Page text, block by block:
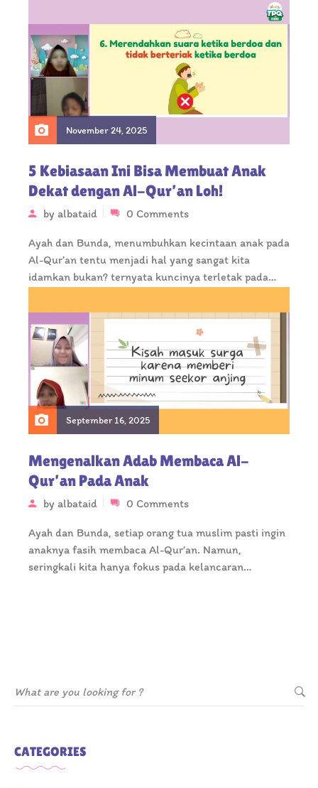
November 24, 2025
5 Kebiasaan Ini Bisa Membuat Anak
Dekat dengan Al-Qur’an Loh!
by albataid 0 Comments
Ayah dan Bunda, menumbuhkan kecintaan anak pada
Al-Qur’an tentu menjadi hal yang sangat kita
idamkan bukan? ternyata kuncinya terletak pada…
September 16, 2025
Mengenalkan Adab Membaca Al-
Qur’an Pada Anak
by albataid 0 Comments
Ayah dan Bunda, setiap orang tua muslim pasti ingin
anaknya fasih membaca Al-Qur’an. Namun,
seringkali kita hanya fokus pada kelancaran…
CATEGORIES